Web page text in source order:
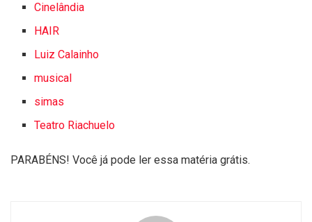
Cinelândia
HAIR
Luiz Calainho
musical
simas
Teatro Riachuelo
PARABÉNS! Você já pode ler essa matéria grátis.